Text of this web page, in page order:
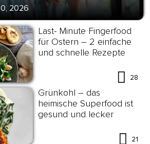
2026
Last- Minute Fingerfood
für Ostern – 2 einfache
und schnelle Rezepte
28
Grünkohl – das
heimische Superfood ist
gesund und lecker
21